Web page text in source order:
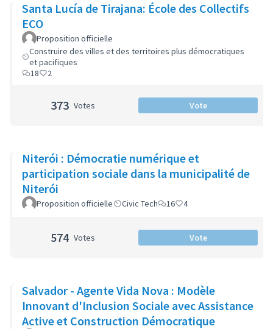
Santa Lucía de Tirajana: École des Collectifs
ECO
Proposition officielle
Construire des villes et des territoires plus démocratiques
et pacifiques
18
2
373 Votes Vote
Niterói : Démocratie numérique et
participation sociale dans la municipalité de
Niterói
Proposition officielle Civic Tech 16 4
574 Votes Vote
Salvador - Agente Vida Nova : Modèle
Innovant d'Inclusion Sociale avec Assistance
Active et Construction Démocratique